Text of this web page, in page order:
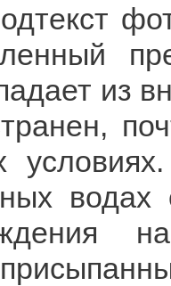
из